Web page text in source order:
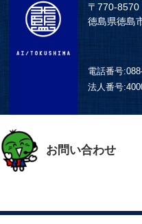
〒770-8570
徳島県徳島
電話番号:
法人番号:
お問い合わせ